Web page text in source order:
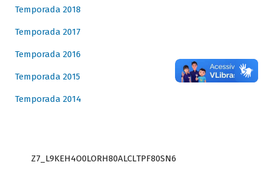
Temporada 2018
Temporada 2017
Temporada 2016
Temporada 2015
Temporada 2014
Z7_L9KEH4O0LORH80ALCLTPF80SN6